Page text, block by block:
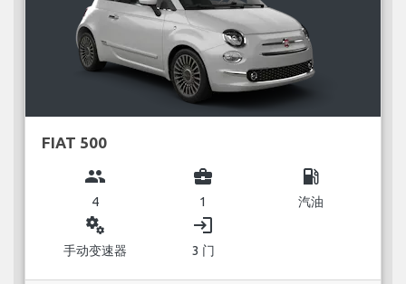
FIAT 500
group
4
business_center
1
local_gas_station
汽油
miscellaneous_services
手动变速器
login
3 门